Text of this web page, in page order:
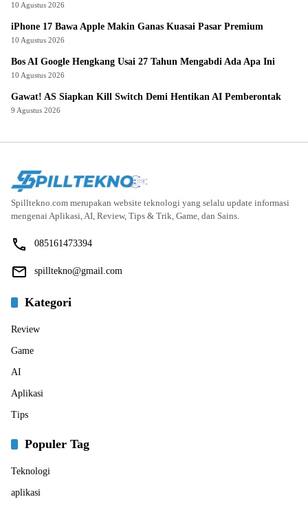
10 Agustus 2026
iPhone 17 Bawa Apple Makin Ganas Kuasai Pasar Premium
10 Agustus 2026
Bos AI Google Hengkang Usai 27 Tahun Mengabdi Ada Apa Ini
10 Agustus 2026
Gawat! AS Siapkan Kill Switch Demi Hentikan AI Pemberontak
9 Agustus 2026
Spilltekno.com merupakan website teknologi yang selalu update informasi
mengenai Aplikasi, AI, Review, Tips & Trik, Game, dan Sains.
085161473394
spilltekno@gmail.com
Kategori
Review
Game
AI
Aplikasi
Tips
Populer Tag
Teknologi
aplikasi